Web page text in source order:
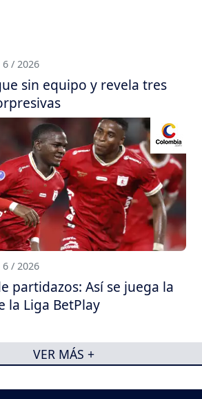
6 / 2026
sin equipo y revela tres
6 / 2026
partidazos: Así se juega la
la Liga BetPlay
VER MÁS +